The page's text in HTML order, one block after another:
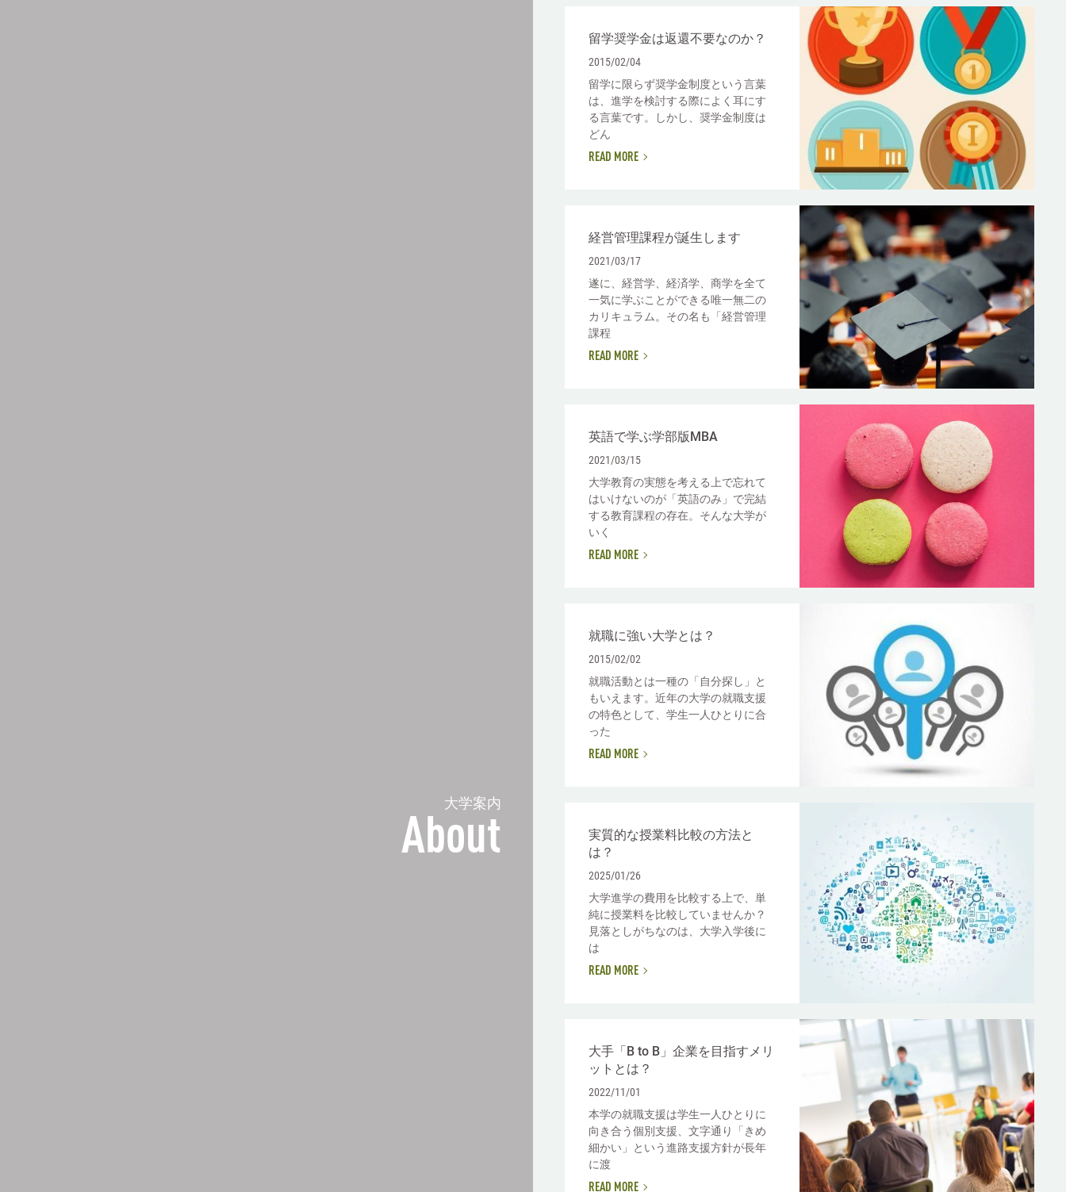
大学案内
About
留学奨学金は返還不要なのか？
2015/02/04
留学に限らず奨学金制度という言葉
は、進学を検討する際によく耳にす
る言葉です。しかし、奨学金制度は
どん
READ MORE
経営管理課程が誕生します
2021/03/17
遂に、経営学、経済学、商学を全て
一気に学ぶことができる唯一無二の
カリキュラム。その名も「経営管理
課程
READ MORE
英語で学ぶ学部版MBA
2021/03/15
大学教育の実態を考える上で忘れて
はいけないのが「英語のみ」で完結
する教育課程の存在。そんな大学が
いく
READ MORE
就職に強い大学とは？
2015/02/02
就職活動とは一種の「自分探し」と
もいえます。近年の大学の就職支援
の特色として、学生一人ひとりに合
った
READ MORE
実質的な授業料比較の方法と
は？
2025/01/26
大学進学の費用を比較する上で、単
純に授業料を比較していませんか？
見落としがちなのは、大学入学後に
は
READ MORE
大手「B to B」企業を目指すメリ
ットとは？
2022/11/01
本学の就職支援は学生一人ひとりに
向き合う個別支援、文字通り「きめ
細かい」という進路支援方針が長年
に渡
READ MORE